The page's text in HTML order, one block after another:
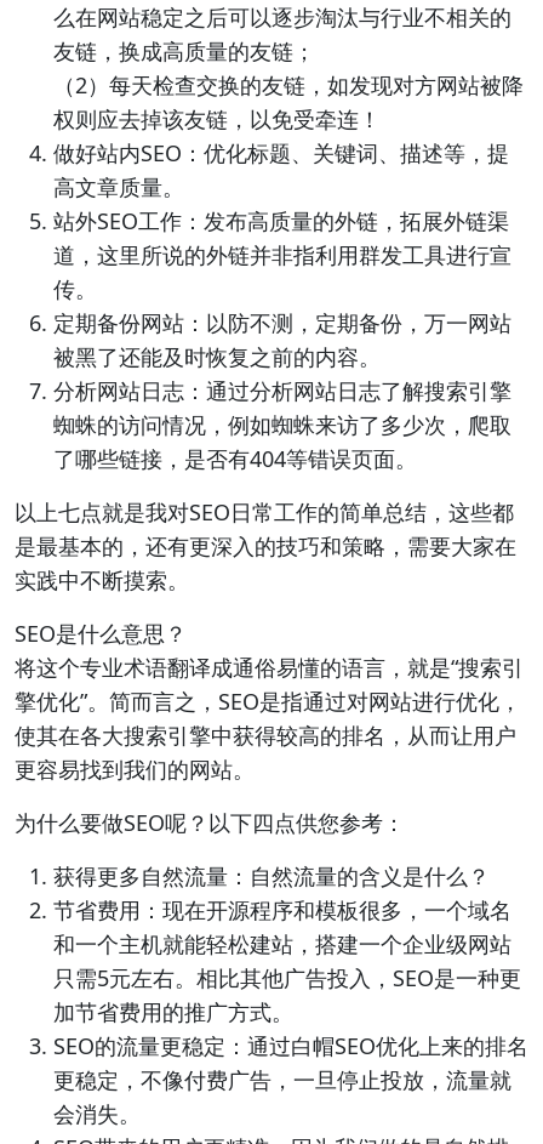
么在网站稳定之后可以逐步淘汰与行业不相关的
友链，换成高质量的友链；
（2）每天检查交换的友链，如发现对方网站被降
权则应去掉该友链，以免受牵连！
做好站内SEO：优化标题、关键词、描述等，提
高文章质量。
站外SEO工作：发布高质量的外链，拓展外链渠
道，这里所说的外链并非指利用群发工具进行宣
传。
定期备份网站：以防不测，定期备份，万一网站
被黑了还能及时恢复之前的内容。
分析网站日志：通过分析网站日志了解搜索引擎
蜘蛛的访问情况，例如蜘蛛来访了多少次，爬取
了哪些链接，是否有404等错误页面。
以上七点就是我对SEO日常工作的简单总结，这些都
是最基本的，还有更深入的技巧和策略，需要大家在
实践中不断摸索。
SEO是什么意思？
将这个专业术语翻译成通俗易懂的语言，就是“搜索引
擎优化”。简而言之，SEO是指通过对网站进行优化，
使其在各大搜索引擎中获得较高的排名，从而让用户
更容易找到我们的网站。
为什么要做SEO呢？以下四点供您参考：
获得更多自然流量：自然流量的含义是什么？
节省费用：现在开源程序和模板很多，一个域名
和一个主机就能轻松建站，搭建一个企业级网站
只需5元左右。相比其他广告投入，SEO是一种更
加节省费用的推广方式。
SEO的流量更稳定：通过白帽SEO优化上来的排名
更稳定，不像付费广告，一旦停止投放，流量就
会消失。